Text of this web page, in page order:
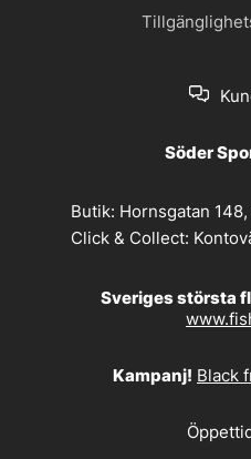
Söder
Butik: Hornsgatan
Click & Collect:
Sveriges största
Kampanj! Black